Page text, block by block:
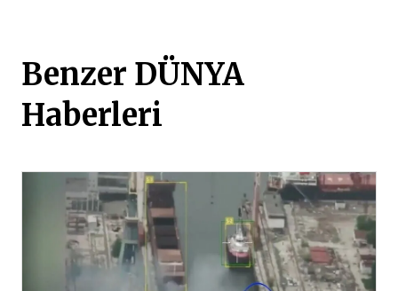
Benzer DÜNYA
Haberleri